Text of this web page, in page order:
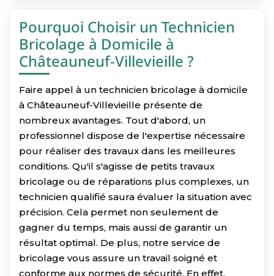
Pourquoi Choisir un Technicien
Bricolage à Domicile à
Châteauneuf-Villevieille ?
Faire appel à un technicien bricolage à domicile
à Châteauneuf-Villevieille présente de
nombreux avantages. Tout d'abord, un
professionnel dispose de l'expertise nécessaire
pour réaliser des travaux dans les meilleures
conditions. Qu'il s'agisse de petits travaux
bricolage ou de réparations plus complexes, un
technicien qualifié saura évaluer la situation avec
précision. Cela permet non seulement de
gagner du temps, mais aussi de garantir un
résultat optimal. De plus, notre service de
bricolage vous assure un travail soigné et
conforme aux normes de sécurité. En effet,